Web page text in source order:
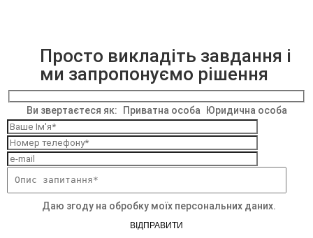
Просто викладіть завдання і
ми запропонуємо рішення
Ви звертаєтеся як: Приватна особа Юридична особа
Даю згоду на обробку моїх персональних даних.
ВІДПРАВИТИ